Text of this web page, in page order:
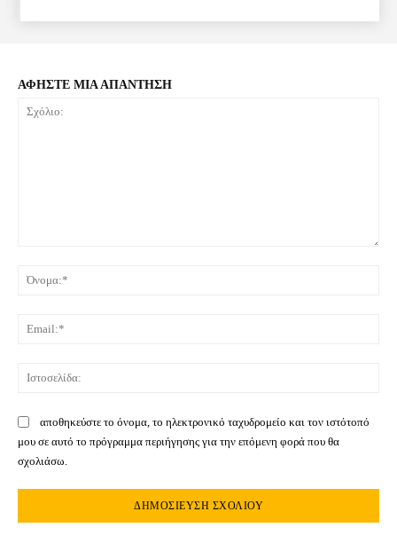
ΑΦΗΣΤΕ ΜΙΑ ΑΠΑΝΤΗΣΗ
αποθηκεύστε το όνομα, το ηλεκτρονικό ταχυδρομείο και τον ιστότοπό
μου σε αυτό το πρόγραμμα περιήγησης για την επόμενη φορά που θα
σχολιάσω.